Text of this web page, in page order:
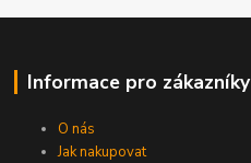
Informace pro zákazníky
O nás
Jak nakupovat